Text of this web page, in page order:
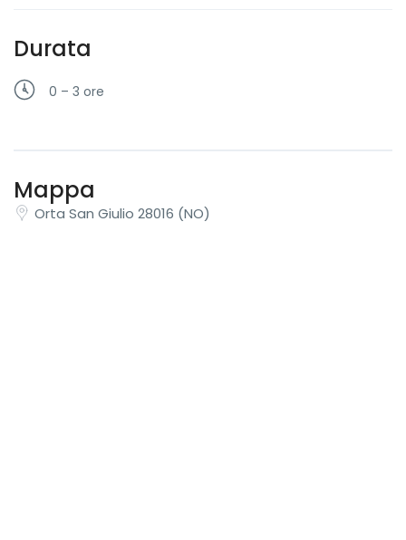
Durata
0 – 3 ore
Mappa
Orta San Giulio 28016 (NO)